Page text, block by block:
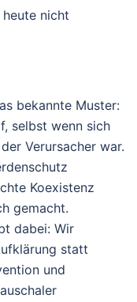
nicht
bekannte Muster:
selbst wenn sich
Verursacher war.
Koexistenz
gemacht.
dabei: Wir
statt
und